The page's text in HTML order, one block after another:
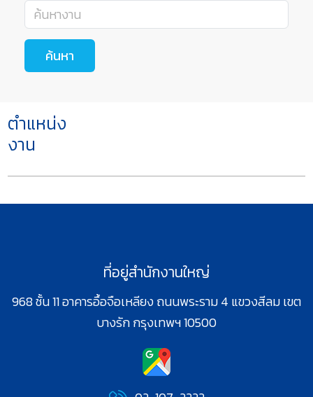
ค้นหา
ตำแหน่ง
งาน
ที่อยู่สำนักงานใหญ่
968 ชั้น 11 อาคารอื้อจือเหลียง ถนนพระราม 4 แขวงสีลม เขต
บางรัก กรุงเทพฯ 10500